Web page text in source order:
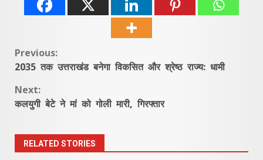
Continue
Previous:
2035 तक उत्तराखंड बनेगा विकसित और श्रेष्ठ राज्य: धामी
Next:
कलयुगी बेटे ने मां को गोली मारी, गिरफ्तार
RELATED STORIES